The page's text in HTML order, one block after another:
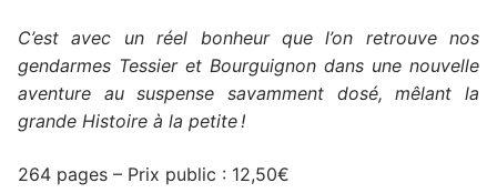
C’est avec un réel bonheur que l’on retrouve nos
gendarmes Tessier et Bourguignon dans une nouvelle
aventure au suspense savamment dosé, mêlant la
grande Histoire à la petite !
264 pages – Prix public : 12,50€